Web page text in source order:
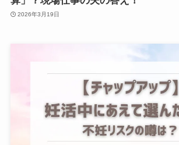
2026年3月19日